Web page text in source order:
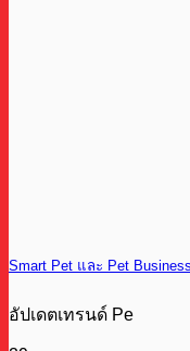
Smart Pet และ Pet
อัปเดตเทรนด์ Pe